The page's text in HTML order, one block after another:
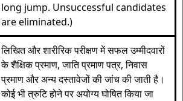
long jump. Unsuccessful candidates
are eliminated.)
लिखित और शारीरिक परीक्षण में सफल उम्मीदवारों
के शैक्षिक प्रमाण, जाति प्रमाण पत्र, निवास
प्रमाण और अन्य दस्तावेजों की जांच की जाती है।
कोई भी त्रुटि होने पर अयोग्य घोषित किया जा